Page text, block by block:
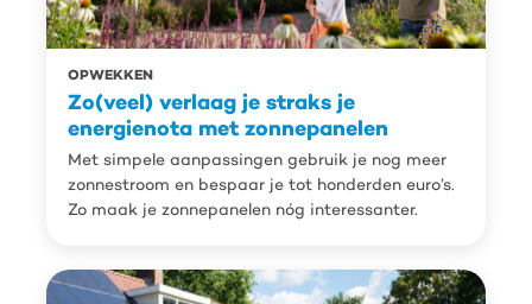
OPWEKKEN
Zo(veel) verlaag je straks je
energienota met zonnepanelen
Met simpele aanpassingen gebruik je nog meer
zonnestroom en bespaar je tot honderden euro’s.
Zo maak je zonnepanelen nóg interessanter.